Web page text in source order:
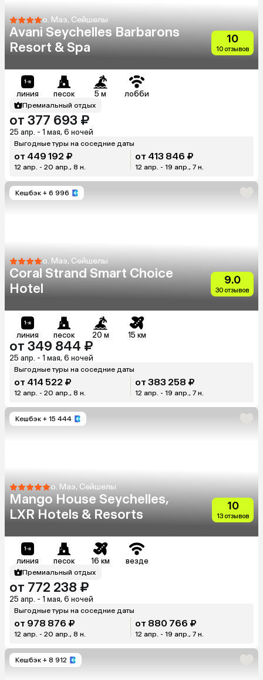
о. Маэ, Сейшелы
Avani Seychelles Barbarons
Resort & Spa
10
10 отзывов
линия песок 5 м лобби
Премиальный отдых
от 377 693 ₽
25 апр. - 1 мая, 6 ночей
Выгодные туры на соседние даты
от 449 192 ₽
12 апр. - 20 апр., 8 н.
от 413 846 ₽
12 апр. - 19 апр., 7 н.
Кешбэк + 6 996
о. Маэ, Сейшелы
Coral Strand Smart Choice
Hotel
9.0
30 отзывов
линия песок 20 м 15 км
от 349 844 ₽
25 апр. - 1 мая, 6 ночей
Выгодные туры на соседние даты
от 414 522 ₽
12 апр. - 20 апр., 8 н.
от 383 258 ₽
12 апр. - 19 апр., 7 н.
Кешбэк + 15 444
о. Маэ, Сейшелы
Mango House Seychelles,
LXR Hotels & Resorts
10
13 отзывов
линия песок 16 км везде
Премиальный отдых
от 772 238 ₽
25 апр. - 1 мая, 6 ночей
Выгодные туры на соседние даты
от 978 876 ₽
12 апр. - 20 апр., 8 н.
от 880 766 ₽
12 апр. - 19 апр., 7 н.
Кешбэк + 8 912